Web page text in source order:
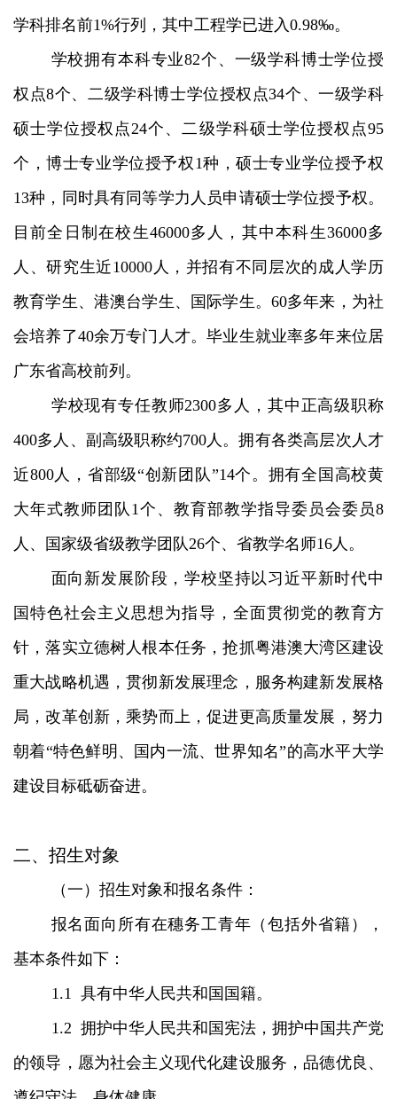
学科排名前1%行列，其中工程学已进入0.98‰。
学校拥有本科专业82个、一级学科博士学位授
权点8个、二级学科博士学位授权点34个、一级学科
硕士学位授权点24个、二级学科硕士学位授权点95
个，博士专业学位授予权1种，硕士专业学位授予权
13种，同时具有同等学力人员申请硕士学位授予权。
目前全日制在校生46000多人，其中本科生36000多
人、研究生近10000人，并招有不同层次的成人学历
教育学生、港澳台学生、国际学生。60多年来，为社
会培养了40余万专门人才。毕业生就业率多年来位居
广东省高校前列。
学校现有专任教师2300多人，其中正高级职称
400多人、副高级职称约700人。拥有各类高层次人才
近800人，省部级“创新团队”14个。拥有全国高校黄
大年式教师团队1个、教育部教学指导委员会委员8
人、国家级省级教学团队26个、省教学名师16人。
面向新发展阶段，学校坚持以习近平新时代中
国特色社会主义思想为指导，全面贯彻党的教育方
针，落实立德树人根本任务，抢抓粤港澳大湾区建设
重大战略机遇，贯彻新发展理念，服务构建新发展格
局，改革创新，乘势而上，促进更高质量发展，努力
朝着“特色鲜明、国内一流、世界知名”的高水平大学
建设目标砥砺奋进。
二、招生对象
（一）招生对象和报名条件：
报名面向所有在穗务工青年（包括外省籍），
基本条件如下：
1.1 具有中华人民共和国国籍。
1.2 拥护中华人民共和国宪法，拥护中国共产党
的领导，愿为社会主义现代化建设服务，品德优良、